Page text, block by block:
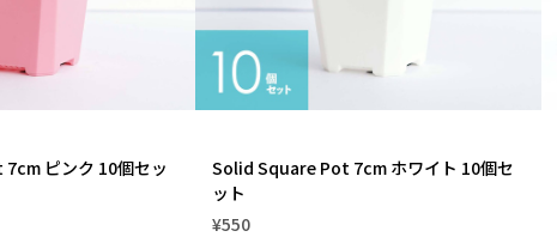
ピンク 10個セッ
Solid Square Pot 7cm ホワイト 10個セ
ット
¥550